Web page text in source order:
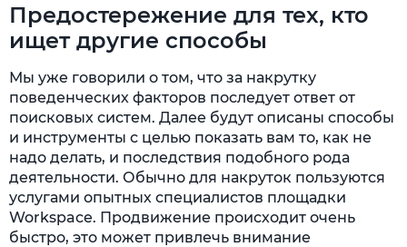
Предостережение для тех, кто
ищет другие способы
Мы уже говорили о том, что за накрутку
поведенческих факторов последует ответ от
поисковых систем. Далее будут описаны способы
и инструменты с целью показать вам то, как не
надо делать, и последствия подобного рода
деятельности. Обычно для накруток пользуются
услугами опытных специалистов площадки
Workspace. Продвижение происходит очень
быстро, это может привлечь внимание